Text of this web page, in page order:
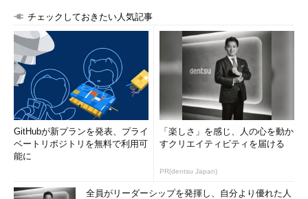
チェックしておきたい人気記事
GitHubが新プランを発表、プライ
ベートリポジトリを無料で利用可
能に
「楽しさ」を感じ、人の心を動か
すクリエイティビティを届ける
PR(dentsu Japan)
全員がリーダーシップを発揮し、自分より優れた人